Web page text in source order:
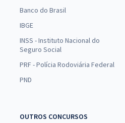
Banco do Brasil
IBGE
INSS - Instituto Nacional do
Seguro Social
PRF - Polícia Rodoviária Federal
PND
OUTROS CONCURSOS